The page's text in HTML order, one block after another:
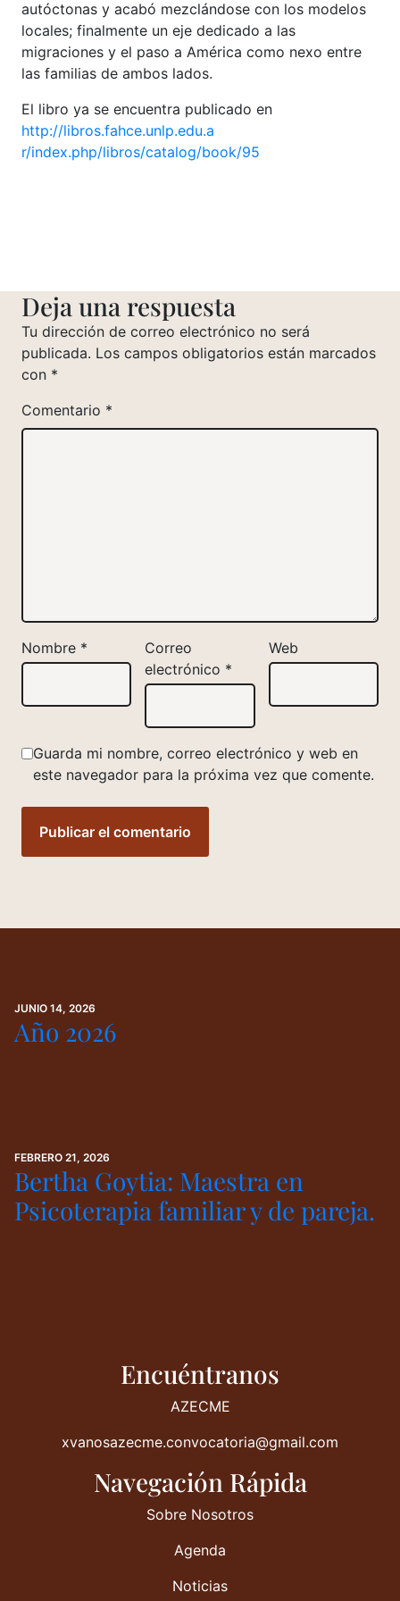
autóctonas y acabó mezclándose con los modelos
locales; finalmente un eje dedicado a las
migraciones y el paso a América como nexo entre
las familias de ambos lados.
El libro ya se encuentra publicado en
http://libros.fahce.unlp.edu.a
r/index.php/libros/catalog/book/95
Deja una respuesta
Tu dirección de correo electrónico no será
publicada. Los campos obligatorios están marcados
con *
Comentario *
Nombre *
Correo
electrónico *
Web
Guarda mi nombre, correo electrónico y web en
este navegador para la próxima vez que comente.
JUNIO 14, 2026
Año 2026
FEBRERO 21, 2026
Bertha Goytia: Maestra en
Psicoterapia familiar y de pareja.
Encuéntranos
AZECME
xvanosazecme.convocatoria@gmail.com
Navegación Rápida
Sobre Nosotros
Agenda
Noticias